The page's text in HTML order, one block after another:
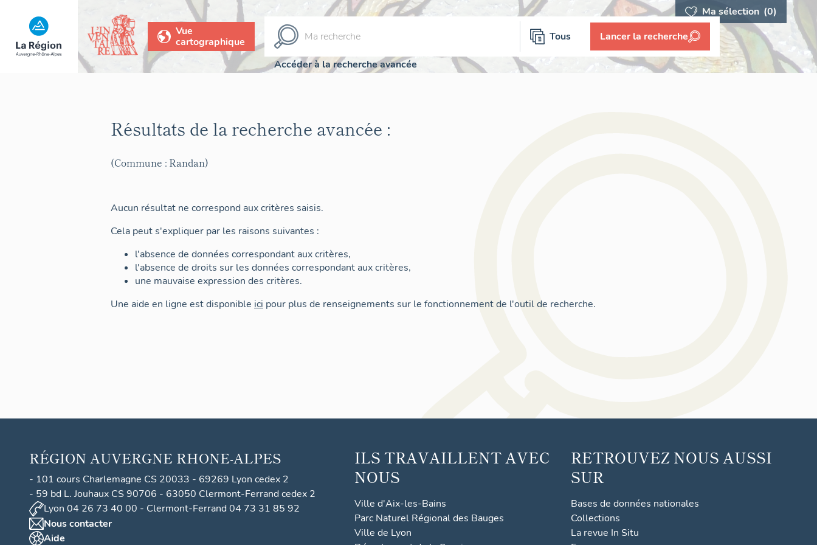
Ma sélection (0)
Vue
cartographique
Tous Lancer la recherche
Accéder à la recherche avancée
Résultats de la recherche avancée :
(Commune : Randan)
Aucun résultat ne correspond aux critères saisis.
Cela peut s'expliquer par les raisons suivantes :
l'absence de données correspondant aux critères,
l'absence de droits sur les données correspondant aux critères,
une mauvaise expression des critères.
Une aide en ligne est disponible ici pour plus de renseignements sur le fonctionnement de l'outil de recherche.
RÉGION AUVERGNE RHONE-ALPES
- 101 cours Charlemagne CS 20033 - 69269 Lyon cedex 2
- 59 bd L. Jouhaux CS 90706 - 63050 Clermont-Ferrand cedex 2
Lyon 04 26 73 40 00 - Clermont-Ferrand 04 73 31 85 92
Nous contacter
Aide
ILS TRAVAILLENT AVEC
NOUS
Ville d'Aix-les-Bains
Parc Naturel Régional des Bauges
Ville de Lyon
RETROUVEZ NOUS AUSSI
SUR
Bases de données nationales
Collections
La revue In Situ